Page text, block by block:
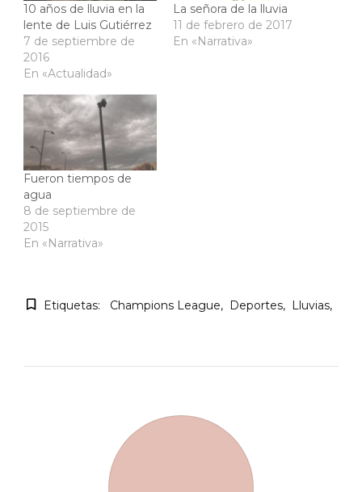
10 años de lluvia en la
lente de Luis Gutiérrez
7 de septiembre de
2016
En «Actualidad»
La señora de la lluvia
11 de febrero de 2017
En «Narrativa»
Fueron tiempos de
agua
8 de septiembre de
2015
En «Narrativa»
Etiquetas: Champions League Deportes Lluvias